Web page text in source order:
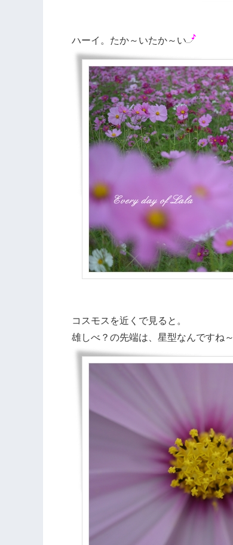
ハーイ。たか～いたか～い
コスモスを近くで見ると。
雄しべ？の先端は、星型なんですね～